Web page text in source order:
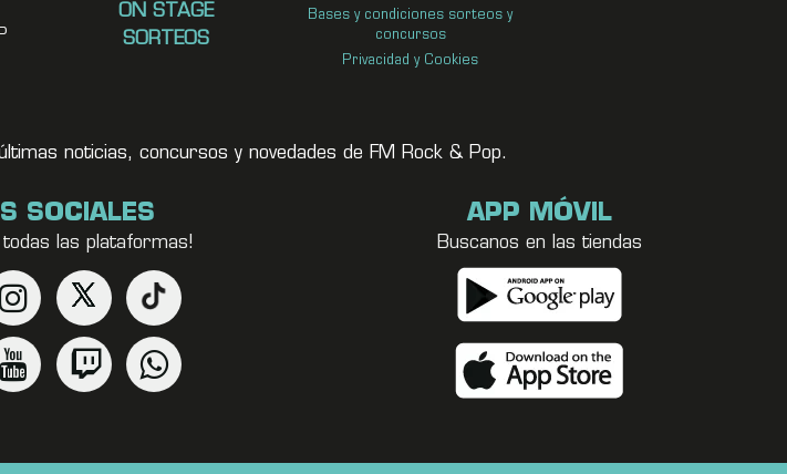
ON STAGE
SORTEOS
Bases y condiciones sorteos y
concursos
Privacidad y Cookies
noticias, concursos y novedades de FM Rock & Pop.
SOCIALES
todas las plataformas!
APP MÓVIL
Buscanos en las tiendas